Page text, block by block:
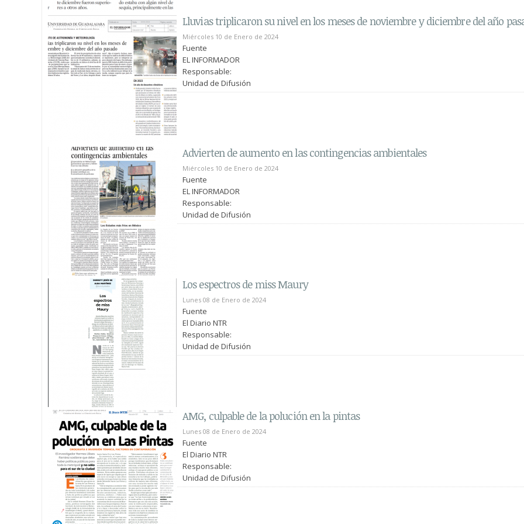
Lluvias triplicaron su nivel en los meses de noviembre y diciembre del año
Miércoles 10 de Enero de 2024
Fuente
EL INFORMADOR
Responsable:
Unidad de Difusión
Advierten de aumento en las contingencias ambientales
Miércoles 10 de Enero de 2024
Fuente
EL INFORMADOR
Responsable:
Unidad de Difusión
Los espectros de miss Maury
Lunes 08 de Enero de 2024
Fuente
El Diario NTR
Responsable:
Unidad de Difusión
AMG, culpable de la polución en la pintas
Lunes 08 de Enero de 2024
Fuente
El Diario NTR
Responsable:
Unidad de Difusión
Páginas